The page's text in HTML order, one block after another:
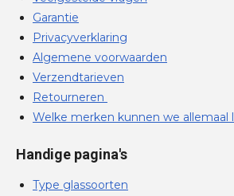
Garantie
Privacyverklaring
Algemene voorwaarden
Verzendtarieven
Retourneren
Welke merken kunnen we allemaal
Handige pagina's
Type glassoorten